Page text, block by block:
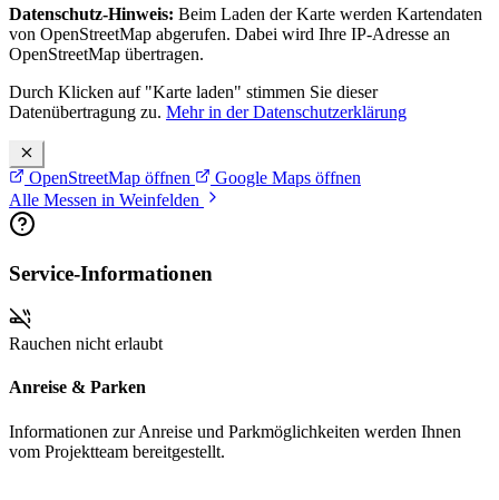
Datenschutz-Hinweis: Beim Laden der Karte werden Kartendaten
von OpenStreetMap abgerufen. Dabei wird Ihre IP-Adresse an
OpenStreetMap übertragen.
Durch Klicken auf "Karte laden" stimmen Sie dieser
Datenübertragung zu. Mehr in der Datenschutzerklärung
OpenStreetMap öffnen
Google Maps öffnen
Alle Messen in Weinfelden
Service-Informationen
Rauchen nicht erlaubt
Anreise & Parken
Informationen zur Anreise und Parkmöglichkeiten werden Ihnen
vom Projektteam bereitgestellt.